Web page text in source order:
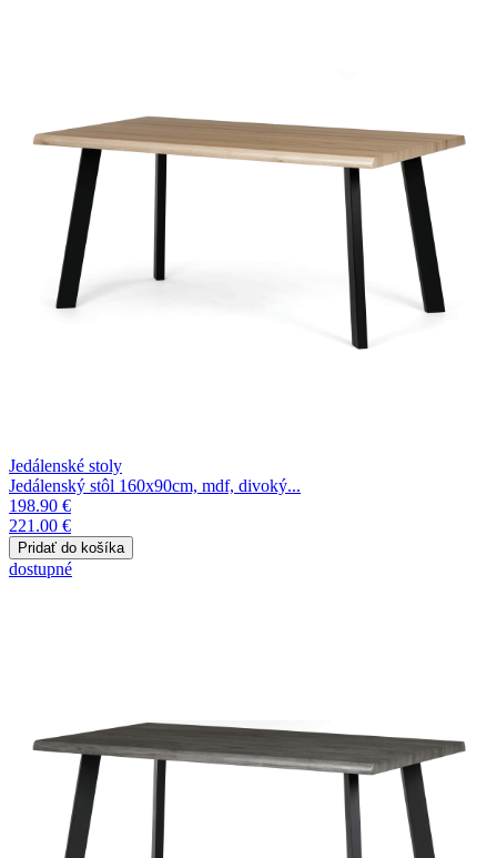
Jedálenské stoly
Jedálenský stôl 160x90cm, mdf, divoký...
198.90 €
221.00 €
dostupné